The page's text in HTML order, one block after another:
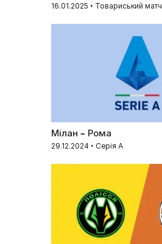
16.01.2025 • Товариський матч
Мілан – Рома
29.12.2024 • Серія А